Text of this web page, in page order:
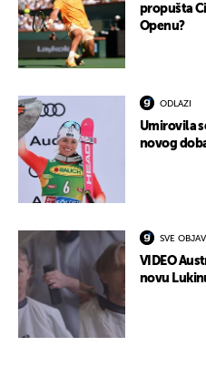
propušta
Openu?
ODLAZI
Umirovila
novog
SVE
VIDEO
novu